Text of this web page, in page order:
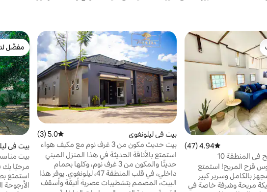
متوسط التقييم 4.94 من 5، 47 مراجعات
4.94 (47)
المنطقة 10
قزح المريح! استمتع
بالكامل وسرير كبير
مريحة وشرفة خاصة في
بيت في ليلونغوي متوسط التقييم 5.0 من 5، 3 مراجعات
5.0 (3)
بيت حديث مكون من 3 غرف نوم مع مكيف هواء
ومحول كهربائي
استمتع بالأناقة الحديثة في هذا المنزل المبني
حديثًا والمكون من 3 غرف نوم، وكلها بحمام
داخلي، في قلب المنطقة 47، ليلونغوي. يوفر هذا
البيت، المصمم بتشطيبات عصرية أنيقة وأسقف
مفضّل
مفضّل
بيت في
بيت
مرحبًا بك
استمتع
الأرجوحة